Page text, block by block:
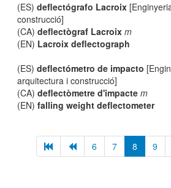
(ES)deflectógrafo Lacroix
construcció]
(CA)deflectògraf Lacroix m
(EN) Lacroix deflectograph
(ES)deflectómetro de impacto
arquitectura i construcció]
(CA)deflectòmetre d'impacte m
(EN)falling weight deflectometer
6 7 8 9